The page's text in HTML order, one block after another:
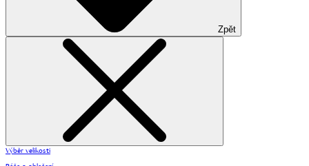
Zpět
Výběr velikosti